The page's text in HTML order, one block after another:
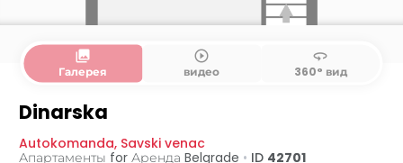
collections
Галерея
play_circle_outline
видео
360
360° вид
Dinarska
Autokomanda, Savski venac
Апартаменты for Аренда Belgrade • ID 42701